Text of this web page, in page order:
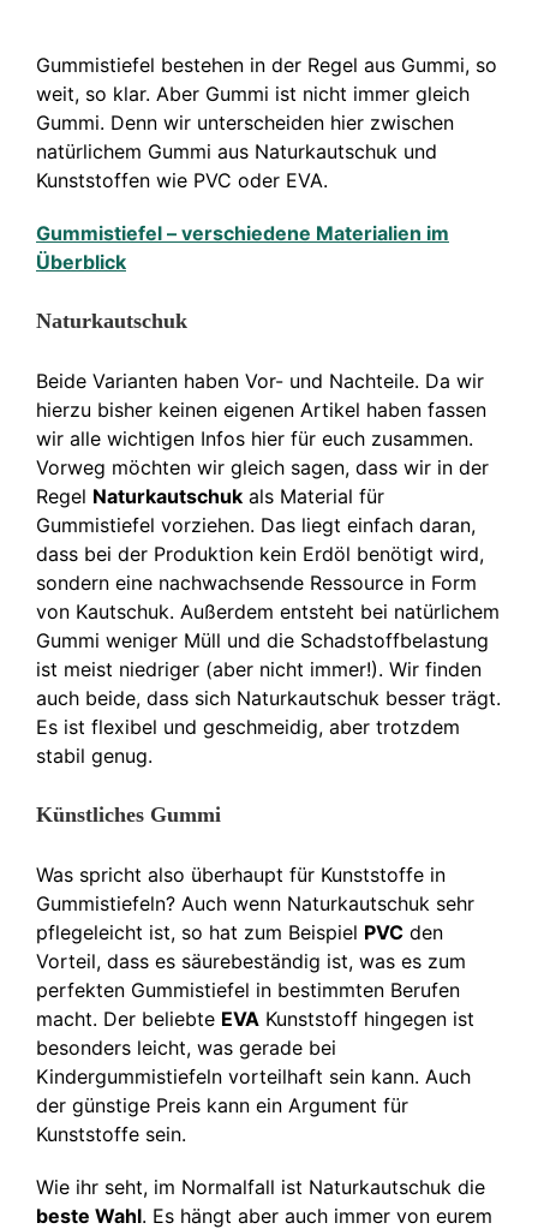
Gummistiefel bestehen in der Regel aus Gummi, so
weit, so klar. Aber Gummi ist nicht immer gleich
Gummi. Denn wir unterscheiden hier zwischen
natürlichem Gummi aus Naturkautschuk und
Kunststoffen wie PVC oder EVA.
Gummistiefel – verschiedene Materialien im
Überblick
Naturkautschuk
Beide Varianten haben Vor- und Nachteile. Da wir
hierzu bisher keinen eigenen Artikel haben fassen
wir alle wichtigen Infos hier für euch zusammen.
Vorweg möchten wir gleich sagen, dass wir in der
Regel Naturkautschukals Material für
Gummistiefel vorziehen. Das liegt einfach daran,
dass bei der Produktion kein Erdöl benötigt wird,
sondern eine nachwachsende Ressource in Form
von Kautschuk. Außerdem entsteht bei natürlichem
Gummi weniger Müll und die Schadstoffbelastung
ist meist niedriger (aber nicht immer!). Wir finden
auch beide, dass sich Naturkautschuk besser trägt.
Es ist flexibel und geschmeidig, aber trotzdem
stabil genug.
Künstliches Gummi
Was spricht also überhaupt für Kunststoffe in
Gummistiefeln? Auch wenn Naturkautschuk sehr
pflegeleicht ist, so hat zum Beispiel PVCden
Vorteil, dass es säurebeständig ist, was es zum
perfekten Gummistiefel in bestimmten Berufen
macht. Der beliebte EVA Kunststoff hingegen ist
besonders leicht, was gerade bei
Kindergummistiefeln vorteilhaft sein kann. Auch
der günstige Preis kann ein Argument für
Kunststoffe sein.
Wie ihr seht, im Normalfall ist Naturkautschuk die
beste Wahl. Es hängt aber auch immer von eurem